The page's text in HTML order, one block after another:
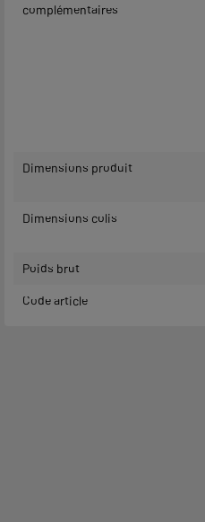
complémentaires
Dimensions produit
Dimensions colis
Poids brut
Code article